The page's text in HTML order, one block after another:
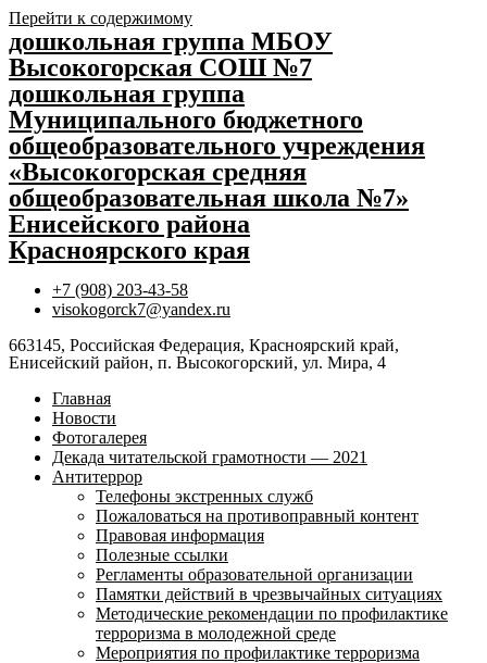
Перейти к содержимому
дошкольная группа МБОУ
Высокогорская СОШ №7
дошкольная группа
Муниципального бюджетного
общеобразовательного учреждения
«Высокогорская средняя
общеобразовательная школа №7»
Енисейского района
Красноярского края
+7 (908) 203-43-58
visokogorck7@yandex.ru
663145, Российская Федерация, Красноярский край,
Енисейский район, п. Высокогорский, ул. Мира, 4
Главная
Новости
Фотогалерея
Декада читательской грамотности — 2021
Антитеррор
Телефоны экстренных служб
Пожаловаться на противоправный контент
Правовая информация
Полезные ссылки
Регламенты образовательной организации
Памятки действий в чрезвычайных ситуациях
Методические рекомендации по профилактике
терроризма в молодежной среде
Мероприятия по профилактике терроризма